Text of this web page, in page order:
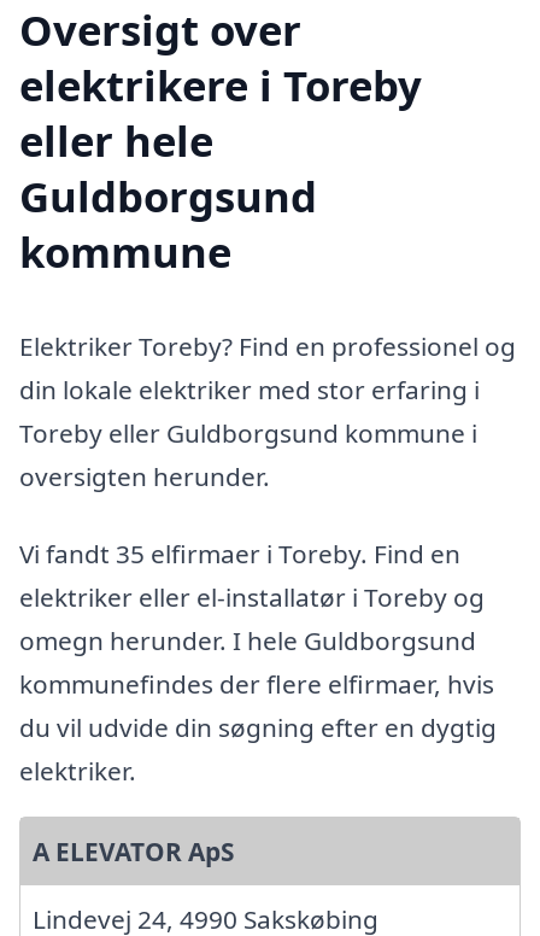
Oversigt over
elektrikere i Toreby
eller hele
Guldborgsund
kommune
Elektriker Toreby? Find en professionel og
din lokale elektriker med stor erfaring i
Toreby eller Guldborgsund kommune i
oversigten herunder.
Vi fandt 35 elfirmaer i Toreby. Find en
elektriker eller el-installatør i Toreby og
omegn herunder. I hele Guldborgsund
kommunefindes der flere elfirmaer, hvis
du vil udvide din søgning efter en dygtig
elektriker.
A ELEVATOR ApS
Lindevej 24, 4990 Sakskøbing